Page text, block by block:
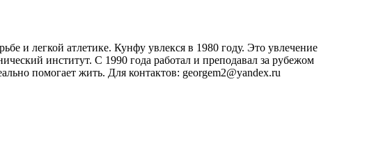
и легкой атлетике. Кунфу увлекся в 1980 году. Это увлечение
институт. С 1990 года работал и преподавал за рубежом
помогает жить. Для контактов: georgem2@yandex.ru